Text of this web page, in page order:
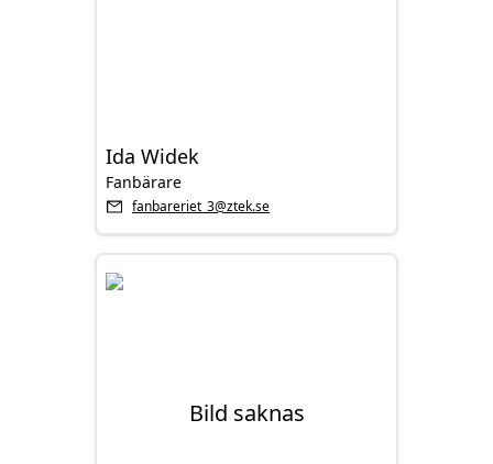
Ida Widek
Fanbärare
fanbareriet_3@ztek.se